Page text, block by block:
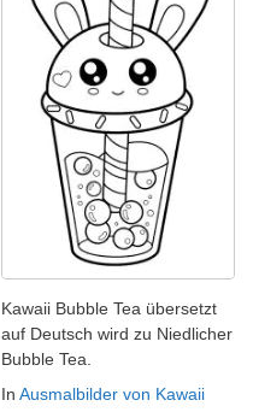
Kawaii Bubble Tea übersetzt
auf Deutsch wird zu Niedlicher
Bubble Tea.
In Ausmalbilder von Kawaii